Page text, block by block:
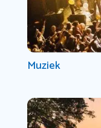
Muziek